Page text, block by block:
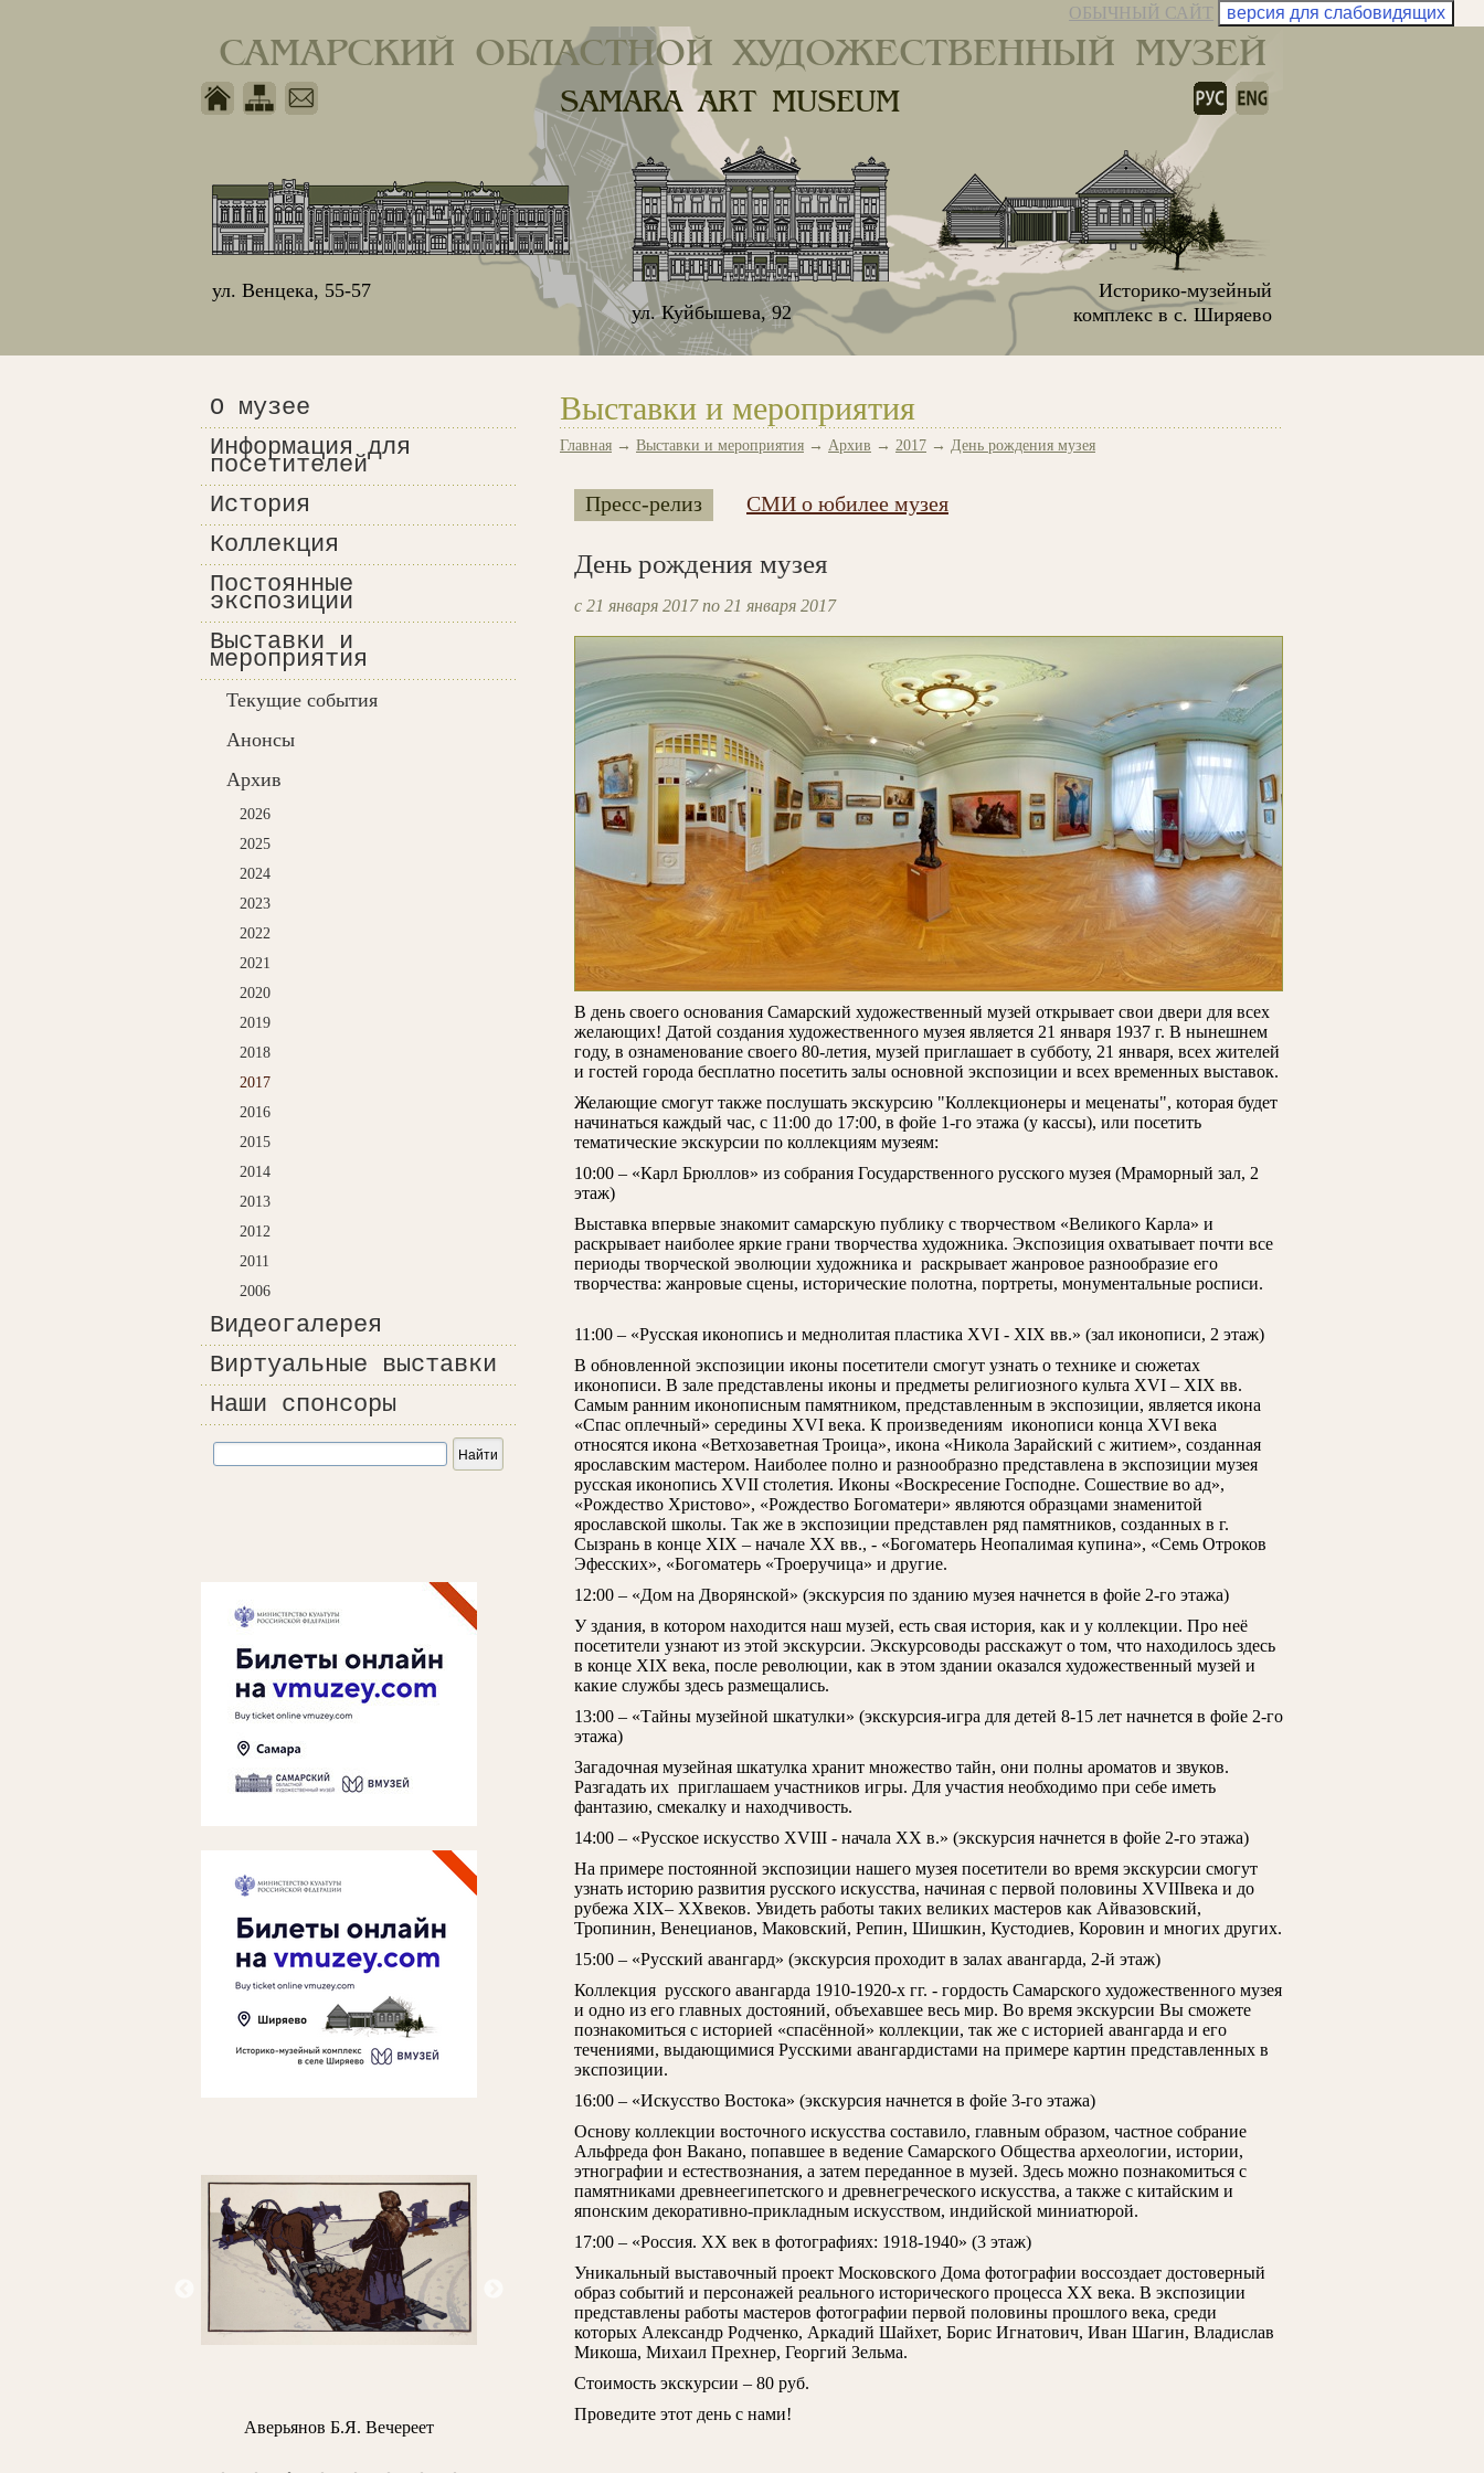
ОБЫЧНЫЙ САЙТ версия для слабовидящих
САМАРСКИЙ ОБЛАСТНОЙ ХУДОЖЕСТВЕННЫЙ МУЗЕЙ
SAMARA ART MUSEUM
ул. Куйбышева, 92
ул. Венцека, 55-57
Историко-музейный
комплекс в с. Ширяево
О музее
Информация для
посетителей
История
Коллекция
Постоянные
экспозиции
Выставки и
мероприятия
Текущие события
Анонсы
Архив
2026
2025
2024
2023
2022
2021
2020
2019
2018
2017
2016
2015
2014
2013
2012
2011
2006
Видеогалерея
Виртуальные выставки
Наши спонсоры
Аверьянов Б.Я. Вечереет Ледантю М.В. Кожевники на Куре
Выставки и мероприятия
Главная → Выставки и мероприятия → Архив → 2017 → День рождения музея
Пресс-релиз СМИ о юбилее музея
День рождения музея
с 21 января 2017 по 21 января 2017
В день своего основания Самарский художественный музей открывает свои двери для всех
желающих! Датой создания художественного музея является 21 января 1937 г. В нынешнем
году, в ознаменование своего 80-летия, музей приглашает в субботу, 21 января, всех жителей
и гостей города бесплатно посетить залы основной экспозиции и всех временных выставок.
Желающие смогут также послушать экскурсию "Коллекционеры и меценаты", которая будет
начинаться каждый час, с 11:00 до 17:00, в фойе 1-го этажа (у кассы), или посетить
тематические экскурсии по коллекциям музеям:
10:00 – «Карл Брюллов» из собрания Государственного русского музея (Мраморный зал, 2
этаж)
Выставка впервые знакомит самарскую публику с творчеством «Великого Карла» и
раскрывает наиболее яркие грани творчества художника. Экспозиция охватывает почти все
периоды творческой эволюции художника и раскрывает жанровое разнообразие его
творчества: жанровые сцены, исторические полотна, портреты, монументальные росписи.
11:00 – «Русская иконопись и меднолитая пластика XVI - XIX вв.» (зал иконописи, 2 этаж)
В обновленной экспозиции иконы посетители смогут узнать о технике и сюжетах
иконописи. В зале представлены иконы и предметы религиозного культа XVI – XIX вв.
Самым ранним иконописным памятником, представленным в экспозиции, является икона
«Спас оплечный» середины XVI века. К произведениям иконописи конца XVI века
относятся икона «Ветхозаветная Троица», икона «Никола Зарайский с житием», созданная
ярославским мастером. Наиболее полно и разнообразно представлена в экспозиции музея
русская иконопись XVII столетия. Иконы «Воскресение Господне. Сошествие во ад»,
«Рождество Христово», «Рождество Богоматери» являются образцами знаменитой
ярославской школы. Так же в экспозиции представлен ряд памятников, созданных в г.
Сызрань в конце XIX – начале XX вв., - «Богоматерь Неопалимая купина», «Семь Отроков
Эфесских», «Богоматерь «Троеручица» и другие.
12:00 – «Дом на Дворянской» (экскурсия по зданию музея начнется в фойе 2-го этажа)
У здания, в котором находится наш музей, есть свая история, как и у коллекции. Про неё
посетители узнают из этой экскурсии. Экскурсоводы расскажут о том, что находилось здесь
в конце XIX века, после революции, как в этом здании оказался художественный музей и
какие службы здесь размещались.
13:00 – «Тайны музейной шкатулки» (экскурсия-игра для детей 8-15 лет начнется в фойе 2-го
этажа)
Загадочная музейная шкатулка хранит множество тайн, они полны ароматов и звуков.
Разгадать их приглашаем участников игры. Для участия необходимо при себе иметь
фантазию, смекалку и находчивость.
14:00 – «Русское искусство XVIII - начала XX в.» (экскурсия начнется в фойе 2-го этажа)
На примере постоянной экспозиции нашего музея посетители во время экскурсии смогут
узнать историю развития русского искусства, начиная с первой половины XVIIIвека и до
рубежа XIX– XXвеков. Увидеть работы таких великих мастеров как Айвазовский,
Тропинин, Венецианов, Маковский, Репин, Шишкин, Кустодиев, Коровин и многих других.
15:00 – «Русский авангард» (экскурсия проходит в залах авангарда, 2-й этаж)
Коллекция русского авангарда 1910-1920-х гг. - гордость Самарского художественного музея
и одно из его главных достояний, объехавшее весь мир. Во время экскурсии Вы сможете
познакомиться с историей «спасённой» коллекции, так же с историей авангарда и его
течениями, выдающимися Русскими авангардистами на примере картин представленных в
экспозиции.
16:00 – «Искусство Востока» (экскурсия начнется в фойе 3-го этажа)
Основу коллекции восточного искусства составило, главным образом, частное собрание
Альфреда фон Вакано, попавшее в ведение Самарского Общества археологии, истории,
этнографии и естествознания, а затем переданное в музей. Здесь можно познакомиться с
памятниками древнеегипетского и древнегреческого искусства, а также с китайским и
японским декоративно-прикладным искусством, индийской миниатюрой.
17:00 – «Россия. XX век в фотографиях: 1918-1940» (3 этаж)
Уникальный выставочный проект Московского Дома фотографии воссоздает достоверный
образ событий и персонажей реального исторического процесса XX века. В экспозиции
представлены работы мастеров фотографии первой половины прошлого века, среди
которых Александр Родченко, Аркадий Шайхет, Борис Игнатович, Иван Шагин, Владислав
Микоша, Михаил Прехнер, Георгий Зельма.
Стоимость экскурсии – 80 руб.
Проведите этот день с нами!